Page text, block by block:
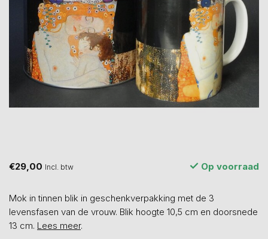
€29,00 Incl. btw Op voorraad
Mok in tinnen blik in geschenkverpakking met de 3
levensfasen van de vrouw. Blik hoogte 10,5 cm en doorsnede
13 cm. Lees meer.